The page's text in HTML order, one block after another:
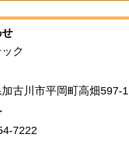
せ
ク
古川市平岡町高畑597-1
7222